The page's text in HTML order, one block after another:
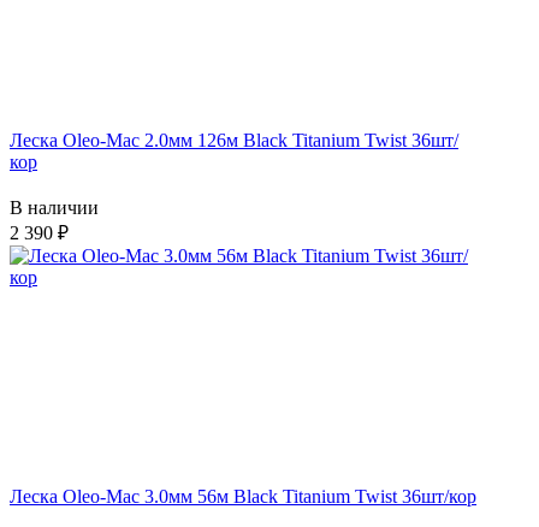
Леска Oleo-Mac 2.0мм 126м Black Titanium Twist 36шт/
кор
В наличии
2 390
Леска Oleo-Mac 3.0мм 56м Black Titanium Twist 36шт/кор